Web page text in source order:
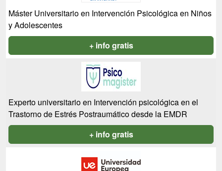
Máster Universitario en Intervención Psicológica en Niños
y Adolescentes
+ info gratis
Experto universitario en Intervención psicológica en el
Trastorno de Estrés Postraumático desde la EMDR
+ info gratis